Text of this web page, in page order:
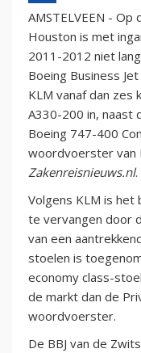
AMSTELVEEN -
Houston is met
2011-2012 niet
Boeing Business
KLM vanaf dan zes
A330-200 in, naast
Boeing 747-400
woordvoerster van
Zakenreisnieuws.nl.
Volgens KLM is het
te vervangen door
van een
stoelen is
economy class-
de markt dan de
woordvoerster.
De BBJ van de